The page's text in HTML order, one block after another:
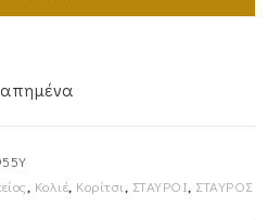
, Κολιέ, Κορίτσι , ΣΤΑΥΡΟΙ, ΣΤΑΥΡΟΣ